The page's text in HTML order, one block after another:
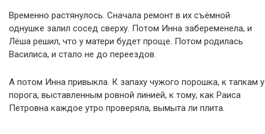
Временно растянулось. Сначала ремонт в их съёмной
однушке залил сосед сверху. Потом Инна забеременела, и
Лёша решил, что у матери будет проще. Потом родилась
Василиса, и стало не до переездов.
А потом Инна привыкла. К запаху чужого порошка, к тапкам у
порога, выставленным ровной линией, к тому, как Раиса
Петровна каждое утро проверяла, вымыта ли плита.